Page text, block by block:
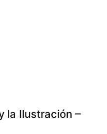
la Ilustración –